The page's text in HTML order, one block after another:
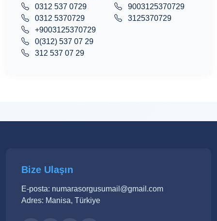
0312 537 0729
0312 5370729
9003125370729
3125370729
+9003125370729
0(312) 537 07 29
312 537 07 29
Bize Ulaşın
E-posta: numarasorgusumail@gmail.com
Adres: Manisa, Türkiye